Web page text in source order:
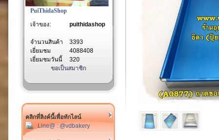
PuiThidaShop
เจ้าของ:
puithidashop
จำนวนสินค้า
3393
เยี่ยมชม
4088408
เยี่ยมชมวันนี้
320
ขอเป็นสมาชิก
คลิกที่ลิงค์นี้เพื่อทักไลน์
Line@ : @vdbakery